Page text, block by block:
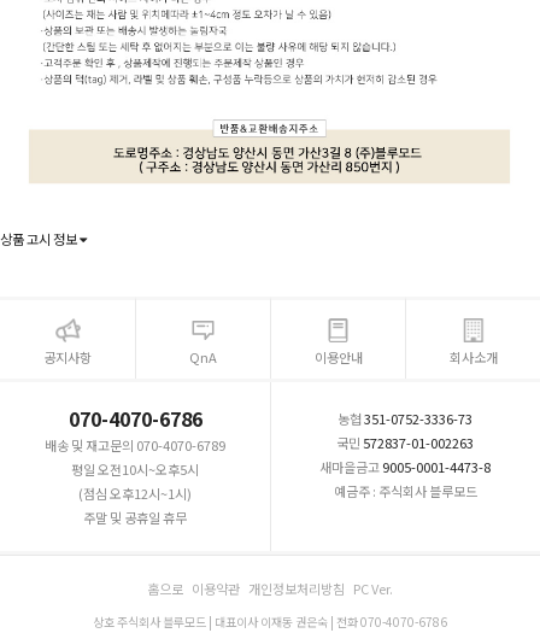
상품 고시 정보
공지사항 QnA 이용안내 회사소개
070-4070-6786
배송 및 재고문의 070-4070-6789
평일 오전10시~오후5시
(점심 오후12시~1시)
주말 및 공휴일 휴무
농협351-0752-3336-73
국민 572837-01-002263
새마을금고9005-0001-4473-8
예금주 : 주식회사 블루모드
홈으로 이용약관 개인정보처리방침 PC Ver.
상호 주식회사 블루모드 | 대표이사 이재동 권은숙 | 전화 070-4070-6786